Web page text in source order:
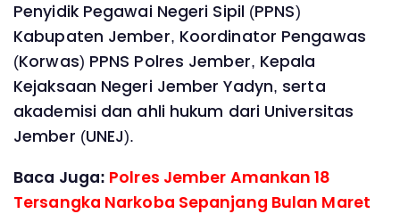
Penyidik Pegawai Negeri Sipil (PPNS)
Kabupaten Jember, Koordinator Pengawas
(Korwas) PPNS Polres Jember, Kepala
Kejaksaan Negeri Jember Yadyn, serta
akademisi dan ahli hukum dari Universitas
Jember (UNEJ).
Baca Juga: Polres Jember Amankan 18
Tersangka Narkoba Sepanjang Bulan Maret